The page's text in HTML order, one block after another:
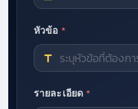
หัวข้อ *
รายละเอียด *